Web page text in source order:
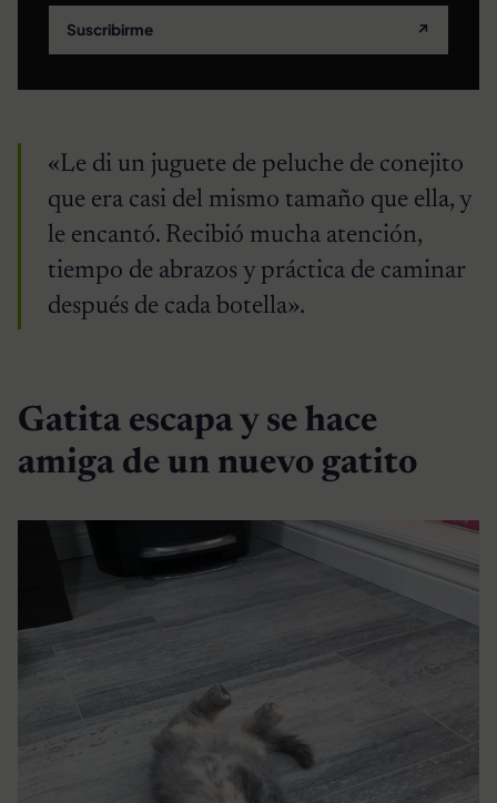
Suscribirme ↗
«Le di un juguete de peluche de conejito
que era casi del mismo tamaño que ella, y
le encantó. Recibió mucha atención,
tiempo de abrazos y práctica de caminar
después de cada botella».
Gatita escapa y se hace
amiga de un nuevo gatito